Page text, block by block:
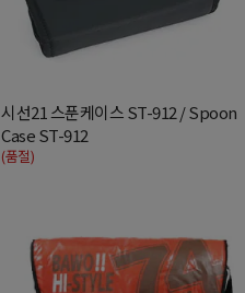
시선21 스푼케이스 ST-912 / Spoon
Case ST-912
(품절)